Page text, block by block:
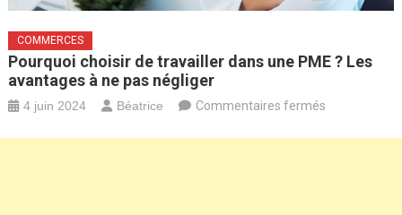
COMMERCES
Pourquoi choisir de travailler dans une PME ? Les
avantages à ne pas négliger
4 juin 2024 Béatrice Commentaires ferméssur